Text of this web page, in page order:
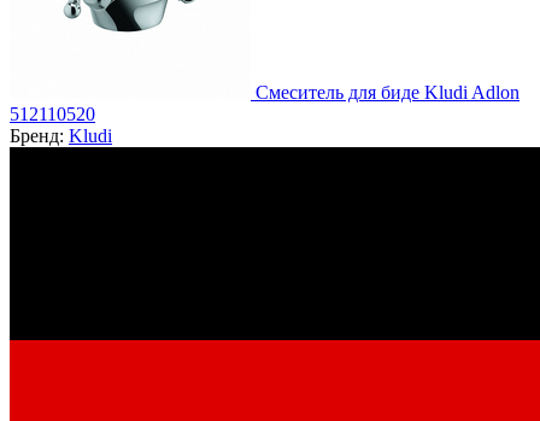
Смеситель для биде Kludi Adlon
512110520
Бренд: Kludi